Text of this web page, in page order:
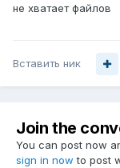
не хватает файлов
Вставить ник
Join the
You can post now
sign in now to post